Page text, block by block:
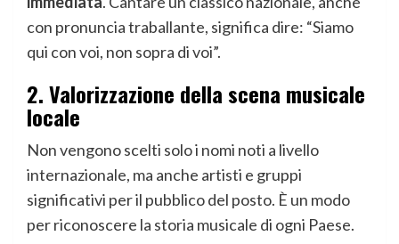
con pronuncia traballante, significa dire: “Siamo
qui con voi, non sopra di voi”.
2. Valorizzazione della scena musicale
locale
Non vengono scelti solo i nomi noti a livello
internazionale, ma anche artisti e gruppi
significativi per il pubblico del posto. È un modo
per riconoscere la storia musicale di ogni Paese.